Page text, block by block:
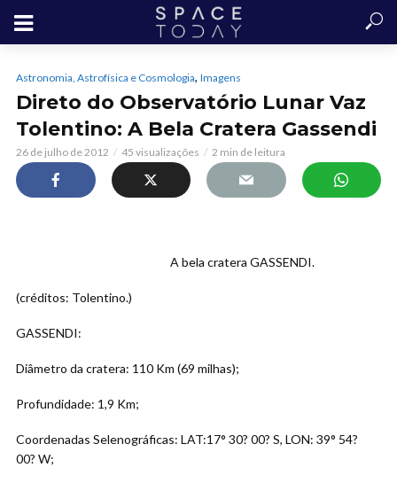
Astronomia, Astrofísica e Cosmologia, Imagens
Direto do Observatório Lunar Vaz
Tolentino: A Bela Cratera Gassendi
26 de julho de 2012 45 visualizações 2 min de leitura
A bela cratera GASSENDI.
(créditos: Tolentino.)
GASSENDI:
Diâmetro da cratera: 110 Km (69 milhas);
Profundidade: 1,9 Km;
Coordenadas Selenográficas: LAT:17° 30? 00? S, LON: 39° 54?
00? W;